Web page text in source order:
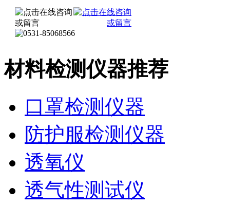
材料检测仪器推荐
口罩检测仪器
防护服检测仪器
透氧仪
透气性测试仪